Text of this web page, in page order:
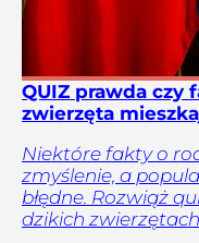
QUIZ prawda czy
zwierzęta
Niektóre fakty o
zmyślenie, a
błędne. Rozwiąż
dzikich